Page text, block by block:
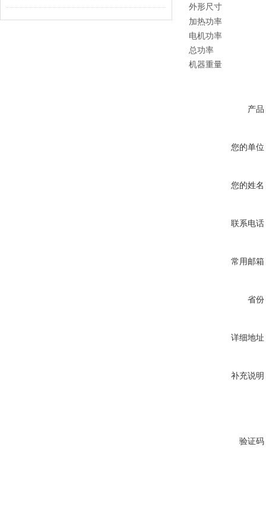
外形尺寸
加热功率
电机功率
总功率
机器重量
产品
您的单位
您的姓名
联系电话
常用邮箱
省份
详细地址
补充说明
验证码